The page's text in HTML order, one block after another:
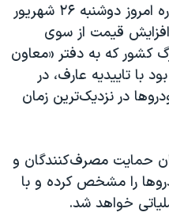
روزنامه «دنیای اقتصاد» در شماره امروز دوشنبه ۲۶ شهریور
قیمت از سوی
کشور که به دفتر «معاون
با تاییدیه عارف، در
در نزدیک‌ترین زمان
حمایت مصرف‌کنندگان و
را مشخص کرده و با
خواهد شد.